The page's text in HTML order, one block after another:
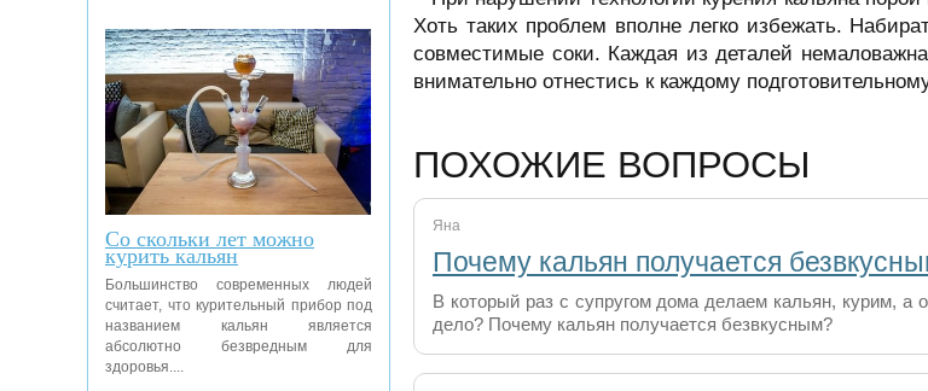
Хоть таких проблем вполне легко избежать.
совместимые соки. Каждая из деталей
внимательно отнестись к каждому
ПОХОЖИЕ ВОПРОСЫ
Яна
Почему кальян получается
В который раз с супругом дома делаем кальян, курим, а
дело? Почему кальян получается безвкусным?
Со скольки лет можно
курить кальян
Большинство современных людей
считает, что курительный прибор под
названием кальян является
абсолютно безвредным для
здоровья....